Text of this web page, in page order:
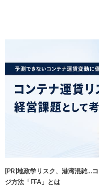
[PR]地政学リスク、港湾混雑…
ジ方法「FFA」とは